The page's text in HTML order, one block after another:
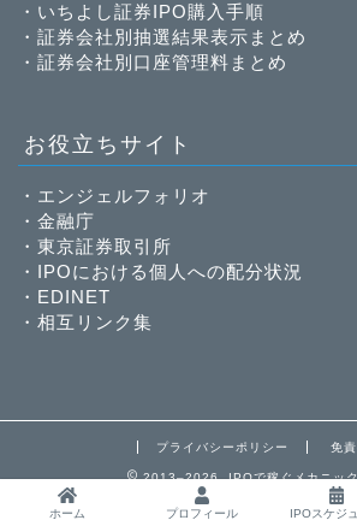
・ いちよし証券IPO購入手順
・ 証券会社別抽選結果表示まとめ
・ 証券会社別口座管理料まとめ
お役立ちサイト
・ エンジェルフォリオ
・ 金融庁
・ 東京証券取引所
・ IPOにおける個人への配分状況
・ EDINET
・ 相互リンク集
プライバシーポリシー 免
2013–2026 IPOで稼ぐメカニッ
ホーム プロフィール IPOスケジ